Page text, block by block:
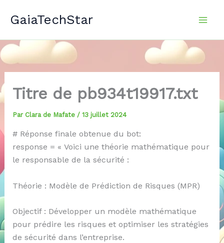
GaiaTechStar
Titre de pb934t19917.txt
Par Clara de Mafate / 13 juillet 2024
# Réponse finale obtenue du bot:
response = « Voici une théorie mathématique pour
le responsable de la sécurité :
Théorie : Modèle de Prédiction de Risques (MPR)
Objectif : Développer un modèle mathématique
pour prédire les risques et optimiser les stratégies
de sécurité dans l’entreprise.